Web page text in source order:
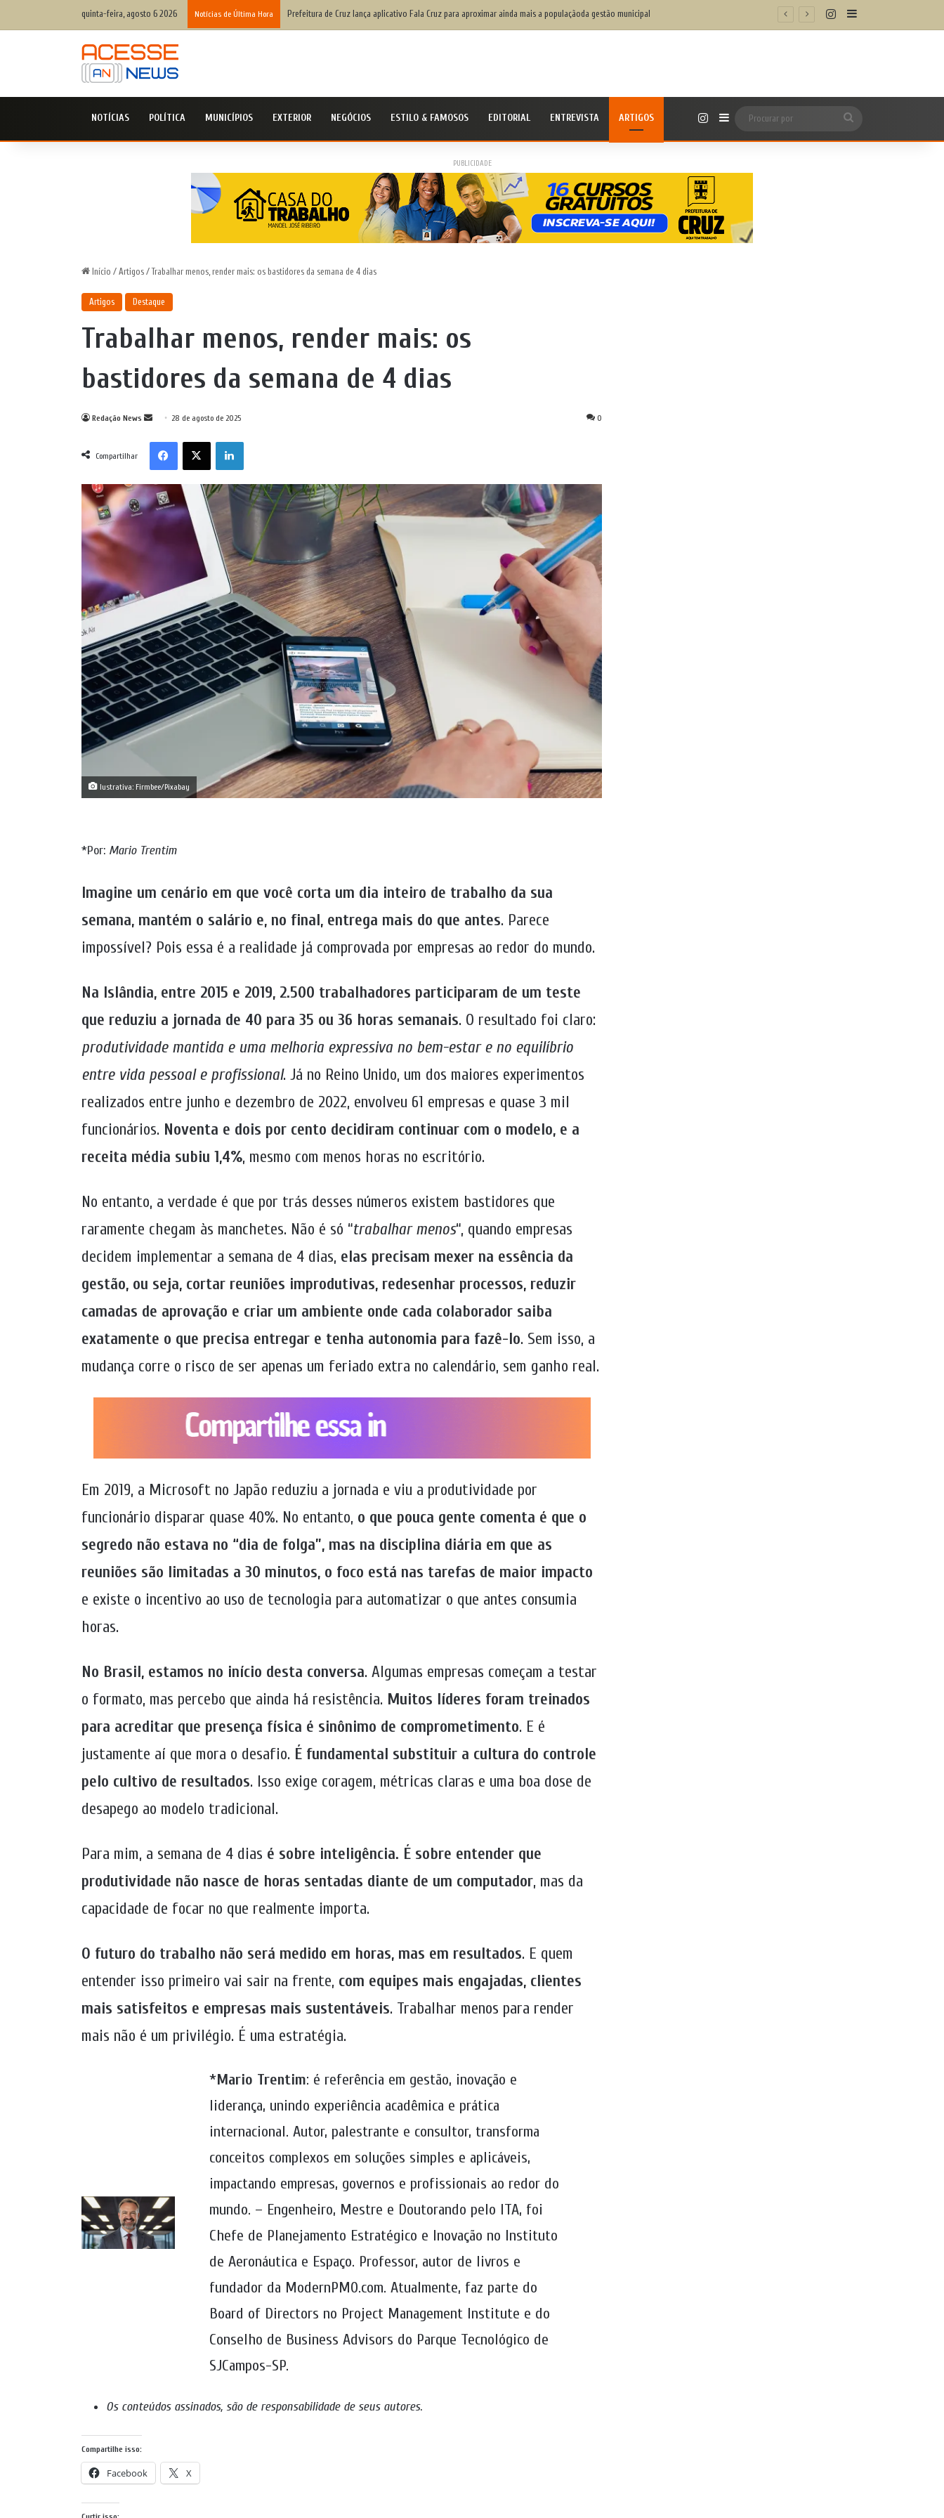
quinta-feira, agosto 6 2026 Notícias de Última Hora 10ª edição da Flipelô começa nesta quarta-feira, com programação gratuita InstagramBarra Lateral
NOTÍCIAS POLÍTICA MUNICÍPIOS EXTERIOR NEGÓCIOS ESTILO & FAMOSOS EDITORIAL ENTREVISTA ARTIGOS InstagramBarra Lateral
por
PUBLICIDADE
Início / Artigos / Trabalhar menos, render mais: os bastidores da semana de 4 dias
Artigos Destaque
Trabalhar menos, render mais: os
bastidores da semana de 4 dias
Redação News
Mande
mail
28 de agosto de 2025 0
Compartilhar
FacebookX Linkedin
lustrativa: Firmbee/Pixabay
*Por:Mario Trentim
Imagine um cenário em que você corta um dia inteiro de trabalho da sua
semana, mantém o salário e, no final, entrega mais do que antes. Parece
impossível? Pois essa é a realidade já comprovada por empresas ao redor do mundo.
Na Islândia, entre 2015 e 2019, 2.500 trabalhadores participaram de um teste
que reduziu a jornada de 40 para 35 ou 36 horas semanais. O resultado foi claro:
produtividade mantida e uma melhoria expressiva no bem-estar e no equilíbrio
entre vida pessoal e profissional. Já no Reino Unido, um dos maiores experimentos
realizados entre junho e dezembro de 2022, envolveu 61 empresas e quase 3 mil
funcionários. Noventa e dois por cento decidiram continuar com o modelo, e a
receita média subiu 1,4%, mesmo com menos horas no escritório.
No entanto, a verdade é que por trás desses números existem bastidores que
raramente chegam às manchetes. Não é só “trabalhar menos“, quando empresas
decidem implementar a semana de 4 dias, elas precisam mexer na essência da
gestão, ou seja, cortar reuniões improdutivas, redesenhar processos, reduzir
camadas de aprovação e criar um ambiente onde cada colaborador saiba
exatamente o que precisa entregar e tenha autonomia para fazê-lo. Sem isso, a
mudança corre o risco de ser apenas um feriado extra no calendário, sem ganho real.
Em 2019, a Microsoft no Japão reduziu a jornada e viu a produtividade por
funcionário disparar quase 40%. No entanto, o que pouca gente comenta é que o
segredo não estava no “dia de folga”, mas na disciplina diária em que as
reuniões são limitadas a 30 minutos, o foco está nas tarefas de maior impacto
e existe o incentivo ao uso de tecnologia para automatizar o que antes consumia
horas.
No Brasil, estamos no início desta conversa. Algumas empresas começam a testar
o formato, mas percebo que ainda há resistência. Muitos líderes foram treinados
para acreditar que presença física é sinônimo de comprometimento. E é
justamente aí que mora o desafio. É fundamental substituir a cultura do controle
pelo cultivo de resultados. Isso exige coragem, métricas claras e uma boa dose de
desapego ao modelo tradicional.
Para mim, a semana de 4 dias é sobre inteligência. É sobre entender que
produtividade não nasce de horas sentadas diante de um computador, mas da
capacidade de focar no que realmente importa.
O futuro do trabalho não será medido em horas, mas em resultados. E quem
entender isso primeiro vai sair na frente, com equipes mais engajadas, clientes
mais satisfeitos e empresas mais sustentáveis. Trabalhar menos para render
mais não é um privilégio. É uma estratégia.
*Mario Trentim: é referência em gestão, inovação e
liderança, unindo experiência acadêmica e prática
internacional. Autor, palestrante e consultor, transforma
conceitos complexos em soluções simples e aplicáveis,
impactando empresas, governos e profissionais ao redor do
mundo. – Engenheiro, Mestre e Doutorando pelo ITA, foi
Chefe de Planejamento Estratégico e Inovação no Instituto
de Aeronáutica e Espaço. Professor, autor de livros e
fundador da ModernPMO.com. Atualmente, faz parte do
Board of Directors no Project Management Institute e do
Conselho de Business Advisors do Parque Tecnológico de
SJCampos-SP.
Os conteúdos assinados, são de responsabilidade de seus autores.
Compartilhe isso:
Facebook X